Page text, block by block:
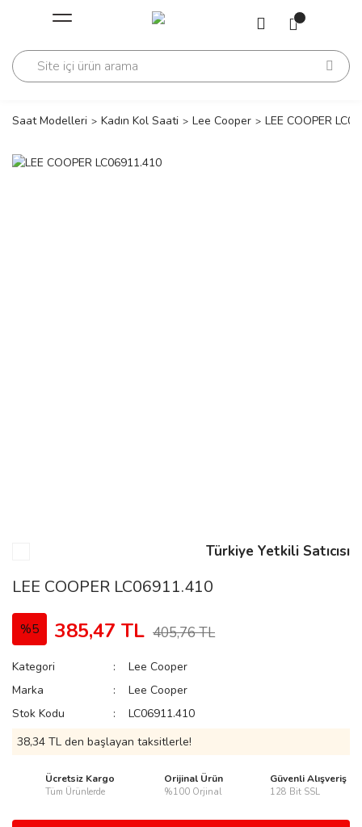
Geri Dön
Geri Dön
Saat Modelleri Kadın Kol Saati Lee Cooper LEE COOPER
Türkiye Yetkili Satıcısı
LEE COOPER LC06911.410
%5 385,47 TL 405,76 TL
Kategori
Lee Cooper
Marka
Lee Cooper
Stok Kodu
LC06911.410
38,34 TL den başlayan taksitlerle!
Ücretsiz Kargo
Tüm Ürünlerde
Orijinal Ürün
%100 Orjinal
Güvenli Alışveriş
128 Bit SSL